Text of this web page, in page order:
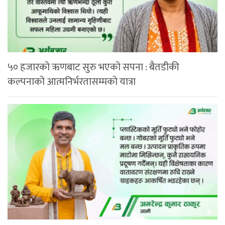
५० हजारको ऋणबाट सुरु भएको सपना : बैतडीकी
कल्पनाको आत्मनिर्भरतासम्मको यात्रा